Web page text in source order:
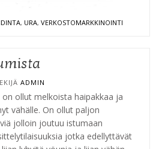
, URA, VERKOSTOMARKKINOINTI
ADMIN
ollut melkoista haipakkaa ja
vähälle. On ollut paljon
jolloin joutuu istumaan
jotka edellyttävät